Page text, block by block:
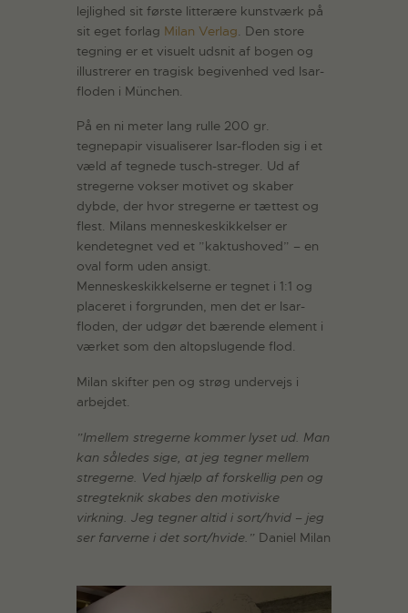
lejlighed sit første litterære kunstværk på
sit eget forlag Milan Verlag . Den store
tegning er et visuelt udsnit af bogen og
illustrerer en tragisk begivenhed ved Isar-
floden i München.
På en ni meter lang rulle 200 gr.
tegnepapir visualiserer Isar-floden sig i et
væld af tegnede tusch-streger. Ud af
stregerne vokser motivet og skaber
dybde, der hvor stregerne er tættest og
flest. Milans menneskeskikkelser er
kendetegnet ved et ”kaktushoved” – en
oval form uden ansigt.
Menneskeskikkelserne er tegnet i 1:1 og
placeret i forgrunden, men det er Isar-
floden, der udgør det bærende element i
værket som den altopslugende flod.
Milan skifter pen og strøg undervejs i
arbejdet.
”Imellem stregerne kommer lyset ud. Man
kan således sige, at jeg tegner mellem
stregerne. Ved hjælp af forskellig pen og
stregteknik skabes den motiviske
virkning. Jeg tegner altid i sort/hvid – jeg
ser farverne i det sort/hvide.” Daniel Milan